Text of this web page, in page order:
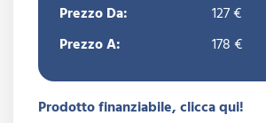
Prezzo Da:
127 €
Prezzo A:
178 €
Prodotto finanziabile, clicca qui!